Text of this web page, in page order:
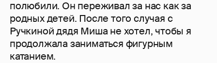
полюбили. Он переживал за нас как за
родных детей. После того случая с
Ручкиной дядя Миша не хотел, чтобы я
продолжала заниматься фигурным
катанием.